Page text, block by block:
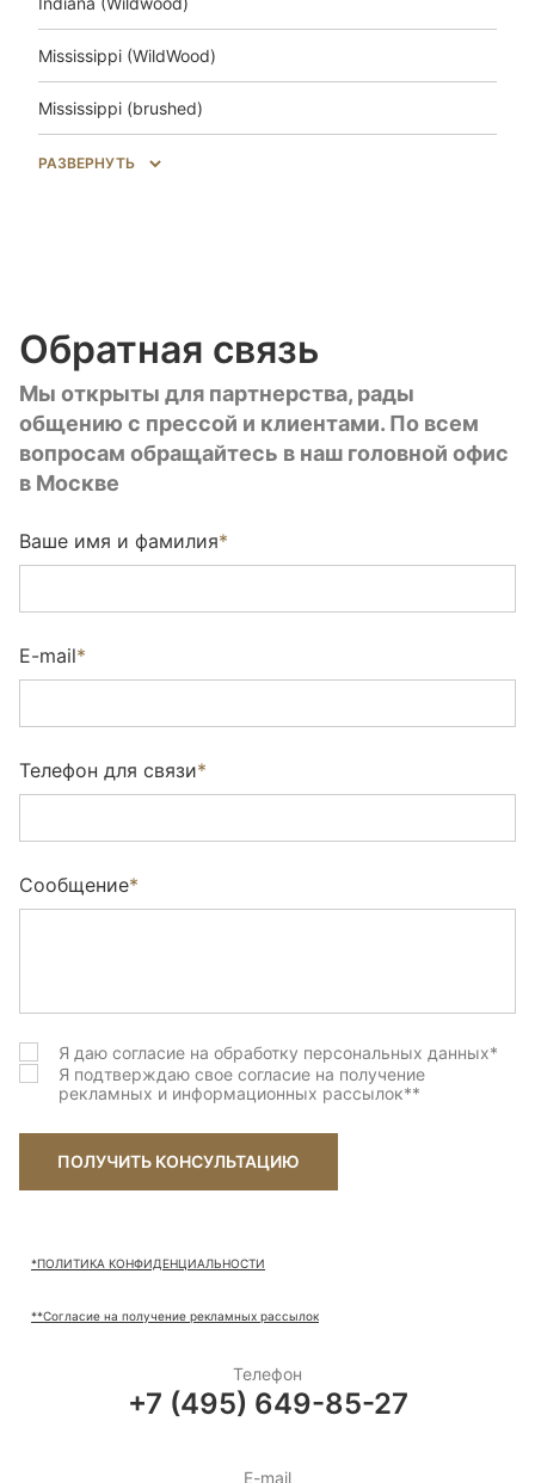
Mississippi (WildWood)
Mississippi (brushed)
Salem (WildWood)
Unfinished look Uni (brushed)
Utah (Wildwood)
Wharton (Wildwood)
Бруклин (Brushed)
Виксбург (brushed)
Вилетта Натура (brushed)
Гентл (brushed)
Дав грей (Brushed)
Денвер (Wildwood)
Зимняя сказка (sanded)
Канна (brushed)
Карлайл New (brushed)
Маллоу (Wildwood)
РАЗВЕРНУТЬ
Обратная связь
Мы открыты для партнерства, рады
общению с прессой и клиентами. По всем
вопросам обращайтесь в наш головной офис
в Москве
Ваше имя и фамилия*
E-mail*
Телефон для связи*
Сообщение*
Я даю согласие на обработку персональных данных*
Я подтверждаю свое согласие на получение
рекламных и информационных рассылок**
ПОЛУЧИТЬ КОНСУЛЬТАЦИЮ
*ПОЛИТИКА КОНФИДЕНЦИАЛЬНОСТИ
**Согласие на получение рекламных рассылок
Телефон
+7 (495) 649-85-27
E-mail